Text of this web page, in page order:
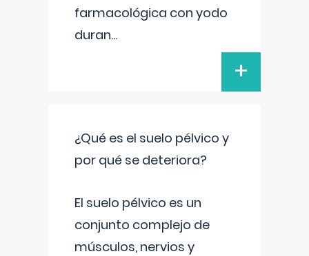
farmacológica con yodo
duran...
+
¿Qué es el suelo pélvico y
por qué se deteriora?
El suelo pélvico es un
conjunto complejo de
músculos, nervios y